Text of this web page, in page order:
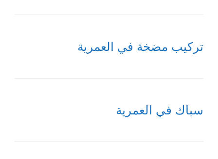
تركيب مضخة في العمرية
سباك في العمرية